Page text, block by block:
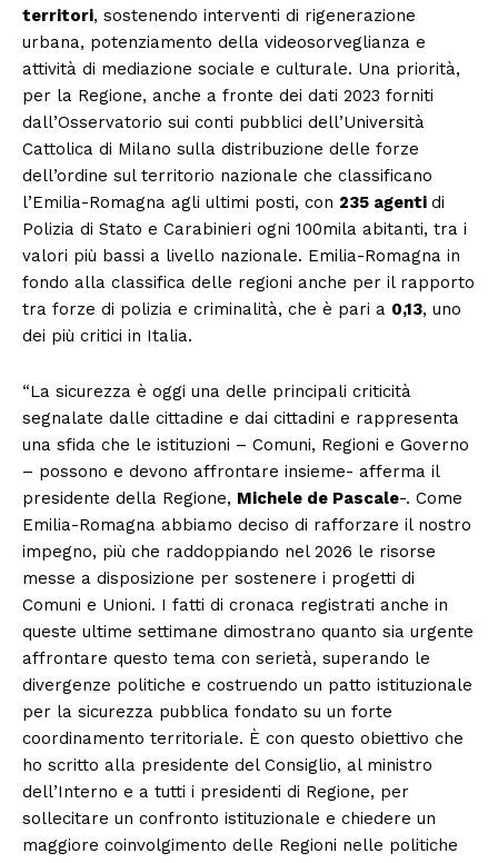
territori, sostenendo interventi di rigenerazione
urbana, potenziamento della videosorveglianza e
attività di mediazione sociale e culturale. Una priorità,
per la Regione, anche a fronte dei dati 2023 forniti
dall’Osservatorio sui conti pubblici dell’Università
Cattolica di Milano sulla distribuzione delle forze
dell’ordine sul territorio nazionale che classificano
l’Emilia-Romagna agli ultimi posti, con 235 agenti di
Polizia di Stato e Carabinieri ogni 100mila abitanti, tra i
valori più bassi a livello nazionale. Emilia-Romagna in
fondo alla classifica delle regioni anche per il rapporto
tra forze di polizia e criminalità, che è pari a 0,13, uno
dei più critici in Italia.
“La sicurezza è oggi una delle principali criticità
segnalate dalle cittadine e dai cittadini e rappresenta
una sfida che le istituzioni – Comuni, Regioni e Governo
– possono e devono affrontare insieme- afferma il
presidente della Regione, Michele de Pascale-. Come
Emilia-Romagna abbiamo deciso di rafforzare il nostro
impegno, più che raddoppiando nel 2026 le risorse
messe a disposizione per sostenere i progetti di
Comuni e Unioni. I fatti di cronaca registrati anche in
queste ultime settimane dimostrano quanto sia urgente
affrontare questo tema con serietà, superando le
divergenze politiche e costruendo un patto istituzionale
per la sicurezza pubblica fondato su un forte
coordinamento territoriale. È con questo obiettivo che
ho scritto alla presidente del Consiglio, al ministro
dell’Interno e a tutti i presidenti di Regione, per
sollecitare un confronto istituzionale e chiedere un
maggiore coinvolgimento delle Regioni nelle politiche